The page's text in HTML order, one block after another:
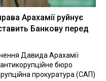
Арахамії руйнує
Банкову перед
Давида Арахамії
бюро
прокуратура (САП)